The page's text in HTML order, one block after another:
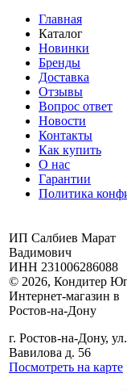
Главная
Каталог
Новинки
Бренды
Доставка
Отзывы
Вопрос ответ
Новости
Контакты
Как купить
О нас
Гарантии
Политика
ИП Салбиев Марат
Вадимович
ИНН 231006286088
© 2026, Кондитер
Интернет-магазин в
Ростов-на-Дону
г. Ростов-на-Дону, ул.
Вавилова д. 56
Посмотреть на карте